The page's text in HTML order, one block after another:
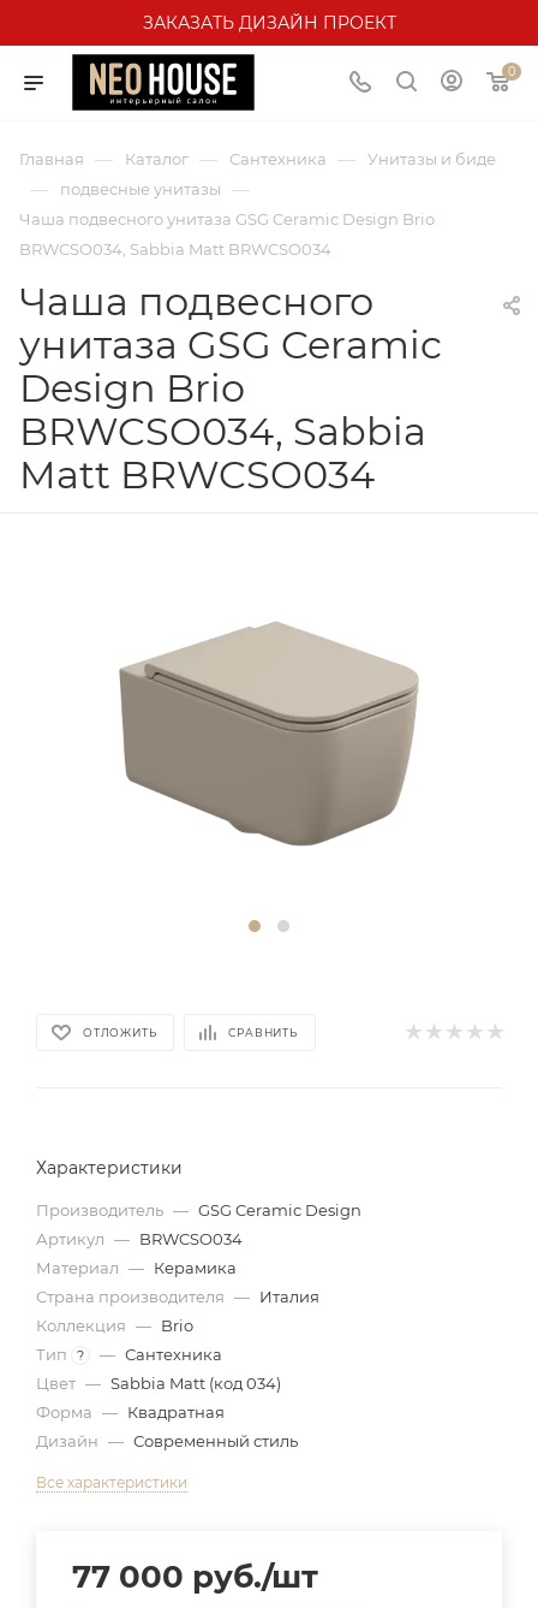
ЗАКАЗАТЬ ДИЗАЙН ПРОЕКТ
0
Главная — Каталог — Сантехника — Унитазы и биде
— подвесные унитазы —
Чаша подвесного унитаза GSG Ceramic Design Brio
BRWCSO034, Sabbia Matt BRWCSO034
Чаша подвесного
унитаза GSG Ceramic
Design Brio
BRWCSO034, Sabbia
Matt BRWCSO034
ОТЛОЖИТЬ СРАВНИТЬ
Характеристики
Производитель — GSG Ceramic Design
Артикул — BRWCSO034
Материал — Керамика
Страна производителя — Италия
Коллекция — Brio
Тип
? — Сантехника
Цвет — Sabbia Matt (код 034)
Форма — Квадратная
Дизайн — Современный стиль
Все характеристики
77 000 руб./шт